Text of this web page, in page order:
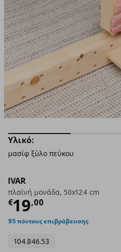
IVAR
πλαϊνή μονάδα, 50x124 cm
€19,00
Τρέχουσα τιμή
95 πόντους επιβράβευσης
104.846.53
Υλικό:
μασίφ ξύλο πεύκου